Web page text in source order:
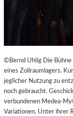
©Bernd Uhlig Die Bühne
eines Zollraumlagers.
jeglicher Nutzung zu
noch gebraucht.
verbundenen Medea-
Variationen. Unter ihrer